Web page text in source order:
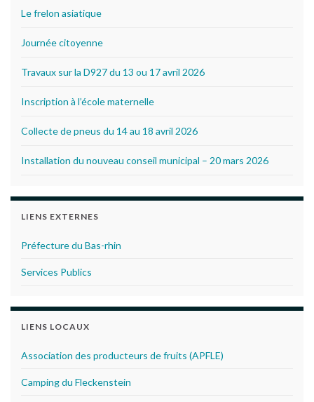
Le frelon asiatique
Journée citoyenne
Travaux sur la D927 du 13 ou 17 avril 2026
Inscription à l’école maternelle
Collecte de pneus du 14 au 18 avril 2026
Installation du nouveau conseil municipal – 20 mars 2026
LIENS EXTERNES
Préfecture du Bas-rhin
Services Publics
LIENS LOCAUX
Association des producteurs de fruits (APFLE)
Camping du Fleckenstein